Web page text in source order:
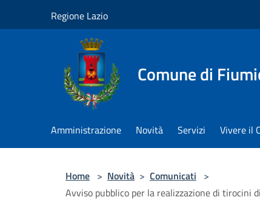
Regione Lazio
Comune di
Amministrazione Novità Servizi Vivere il
Home > Novità > Comunicati >
Avviso pubblico per la realizzazione di tirocini